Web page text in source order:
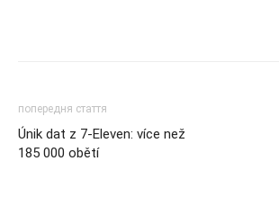
попередня стаття
Únik dat z 7-Eleven: více než
185 000 obětí